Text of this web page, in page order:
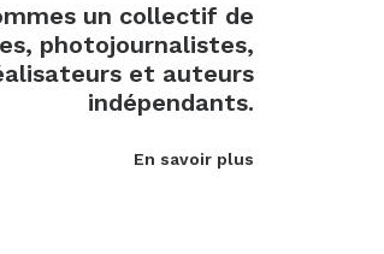
un collectif de
photojournalistes,
et auteurs
indépendants.
En savoir plus